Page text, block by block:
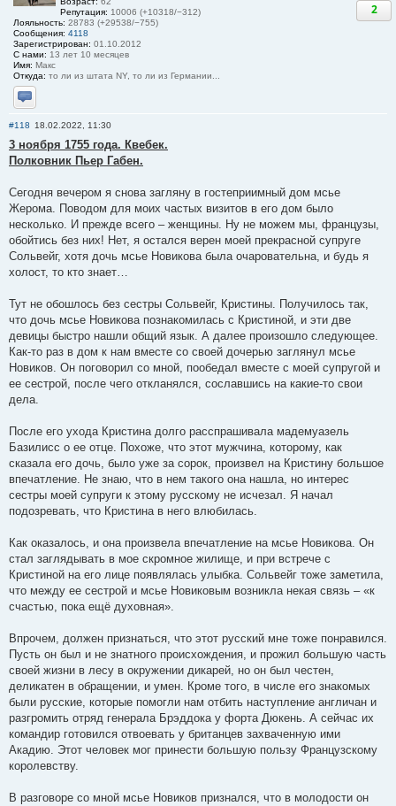
Репутация: 10006 (+10318/−312)
Лояльность: 28783 (+29538/−755)
Сообщения: 4118
Зарегистрирован: 01.10.2012
С нами: 13 лет 10 месяцев
Имя: Макс
Откуда: то ли из штата NY, то ли из Германии...
Отправить личное сообщение
2
#118 18.02.2022, 11:30
3 ноября 1755 года. Квебек.
Полковник Пьер Габен.
Сегодня вечером я снова загляну в гостеприимный дом мсье
Жерома. Поводом для моих частых визитов в его дом было
несколько. И прежде всего – женщины. Ну не можем мы, французы,
обойтись без них! Нет, я остался верен моей прекрасной супруге
Сольвейг, хотя дочь мсье Новикова была очаровательна, и будь я
холост, то кто знает…
Тут не обошлось без сестры Сольвейг, Кристины. Получилось так,
что дочь мсье Новикова познакомилась с Кристиной, и эти две
девицы быстро нашли общий язык. А далее произошло следующее.
Как-то раз в дом к нам вместе со своей дочерью заглянул мсье
Новиков. Он поговорил со мной, пообедал вместе с моей супругой и
ее сестрой, после чего откланялся, сославшись на какие-то свои
дела.
После его ухода Кристина долго расспрашивала мадемуазель
Базилисс о ее отце. Похоже, что этот мужчина, которому, как
сказала его дочь, было уже за сорок, произвел на Кристину большое
впечатление. Не знаю, что в нем такого она нашла, но интерес
сестры моей супруги к этому русскому не исчезал. Я начал
подозревать, что Кристина в него влюбилась.
Как оказалось, и она произвела впечатление на мсье Новикова. Он
стал заглядывать в мое скромное жилище, и при встрече с
Кристиной на его лице появлялась улыбка. Сольвейг тоже заметила,
что между ее сестрой и мсье Новиковым возникла некая связь – «к
счастью, пока ещё духовная».
Впрочем, должен признаться, что этот русский мне тоже понравился.
Пусть он был и не знатного происхождения, и прожил большую часть
своей жизни в лесу в окружении дикарей, но он был честен,
деликатен в обращении, и умен. Кроме того, в числе его знакомых
были русские, которые помогли нам отбить наступление англичан и
разгромить отряд генерала Брэддока у форта Дюкень. А сейчас их
командир готовился отвоевать у британцев захваченную ими
Акадию. Этот человек мог принести большую пользу Французскому
королевству.
В разговоре со мной мсье Новиков признался, что в молодости он